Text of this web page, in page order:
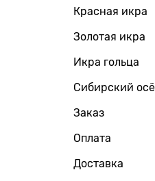
Красная икра
Золотая икра
Икра гольца
Сибирский
Заказ
Оплата
Доставка